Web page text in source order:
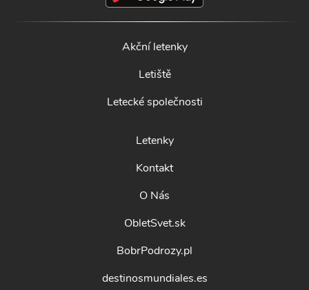
Akční letenky
Letiště
Letecké společnosti
Letenky
Kontakt
O Nás
ObletSvet.sk
BobrPodrozy.pl
destinosmundiales.es